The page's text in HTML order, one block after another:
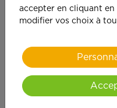
quand
accepter en cliquant
modifier vos choix à